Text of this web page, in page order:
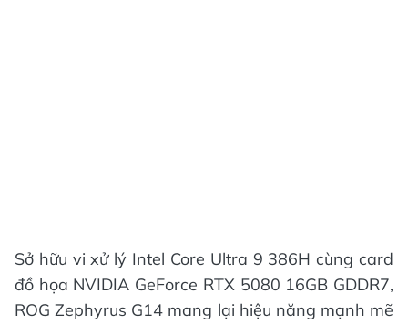
Sở hữu vi xử lý Intel Core Ultra 9 386H cùng card
đồ họa NVIDIA GeForce RTX 5080 16GB GDDR7,
ROG Zephyrus G14 mang lại hiệu năng mạnh mẽ